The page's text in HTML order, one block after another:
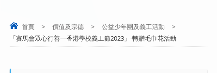
首頁 > 價值及宗德 > 公益少年團及義工活動
>
「賽馬會眾心行善—香港學校義工節2023」-轉贈毛巾花活動